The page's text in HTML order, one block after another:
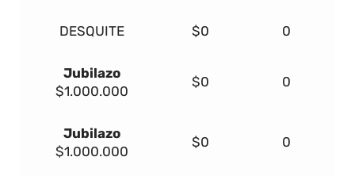
DESQUITE $0 0
Jubilazo
$1.000.000
$0 0
Jubilazo
$1.000.000
$0 0